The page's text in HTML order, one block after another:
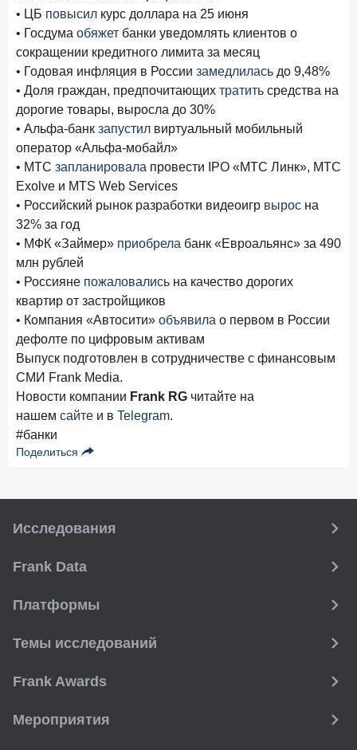
• ЦБ повысил курс доллара на 25 июня
• Госдума обяжет банки уведомлять клиентов о
сокращении кредитного лимита за месяц
• Годовая инфляция в России замедлилась до 9,48%
• Доля граждан, предпочитающих тратить средства на
дорогие товары, выросла до 30%
• Альфа-банк запустил виртуальный мобильный
оператор «Альфа-мобайл»
• МТС запланировала провести IPO «МТС Линк», МТС
Exolve и MTS Web Services
• Российский рынок разработки видеоигр вырос на
32% за год
• МФК «Займер» приобрела банк «Евроальянс» за 490
млн рублей
• Россияне пожаловались на качество дорогих
квартир от застройщиков
• Компания «Автосити» объявила о первом в России
дефолте по цифровым активам
Выпуск подготовлен в сотрудничестве с финансовым
СМИ Frank Media.
Новости компании Frank RG читайте на
нашем сайте и в Telegram.
#банки
Поделиться
Исследования
Frank Data
Платформы
Темы исследований
Frank Awards
Мероприятия